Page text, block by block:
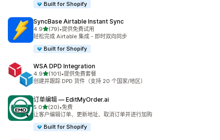
Built for Shopify
SyncBase Airtable Instant Sync
4.9星（满分 5 星）
(79)
总共 79 条评论
•提供免费试用
轻松完成 Airtable 集成 - 即时双向同步
Built for Shopify
WSA DPD Integration
4.9星（满分 5 星）
(101)
总共 101 条评论
•提供免费套餐
创建并跟踪 DPD 货件（支持 20 个国家/地区）
订单编辑 — EditMyOrder.ai
5.0星（满分 5 星）
(20)
总共 20 条评论
•免费
让客户编辑订单、更新地址、取消订单并进行加购
Built for Shopify